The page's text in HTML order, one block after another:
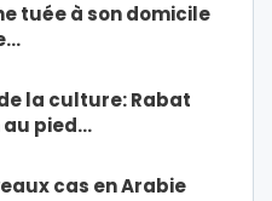
tuée à son domicile
la culture: Rabat
pied…
cas en Arabie